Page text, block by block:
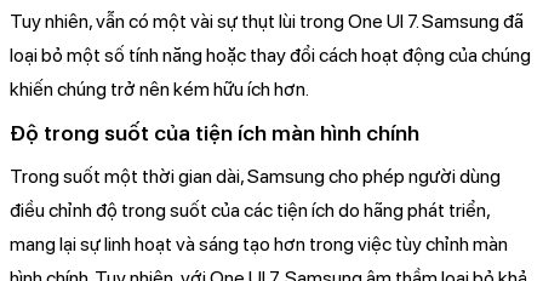
Tuy nhiên, vẫn có một vài sự thụt lùi trong One UI 7. Samsung đã
loại bỏ một số tính năng hoặc thay đổi cách hoạt động của chúng
khiến chúng trở nên kém hữu ích hơn.
Độ trong suốt của tiện ích màn hình chính
Trong suốt một thời gian dài, Samsung cho phép người dùng
điều chỉnh độ trong suốt của các tiện ích do hãng phát triển,
mang lại sự linh hoạt và sáng tạo hơn trong việc tùy chỉnh màn